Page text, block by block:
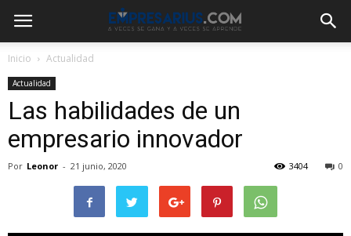
Inicio Actualidad
Actualidad
Las habilidades de un
empresario innovador
Por Leonor - 21 junio, 2020 0
3404